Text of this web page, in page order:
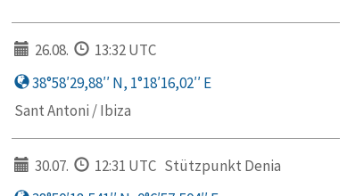
26.08.
13:32 UTC
38°58′29,88′′ N, 1°18′16,02′′ E
Sant Antoni / Ibiza
30.07. 12:31 UTC Stützpunkt Denia